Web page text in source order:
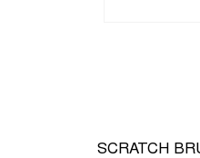
SCRATCH